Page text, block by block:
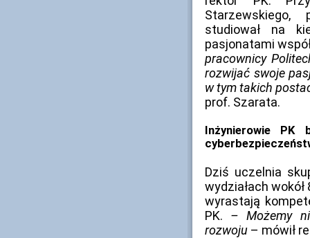
studiował na
pasjonatami
pracownicy
rozwijać swoje
w tym takich
prof. Szarata.
Inżynierowie
Dziś uczelnia
wydziałach
wyrastają
PK. – Możemy
rozwoju – mówił